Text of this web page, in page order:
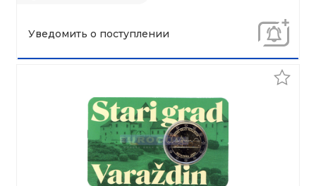
Уведомить о поступлении